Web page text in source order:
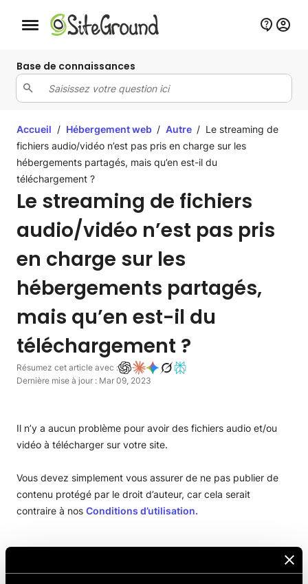
Bouton de navigation mobile
Base de connaissances
Accueil / Hébergement web / Autre / Le streaming de
fichiers audio/vidéo n’est pas pris en charge sur les
hébergements partagés, mais qu’en est-il du
téléchargement ?
Le streaming de fichiers
audio/vidéo n’est pas pris
en charge sur les
hébergements partagés,
mais qu’en est-il du
téléchargement ?
Résumez cet article avec :
Dernière mise à jour : Mar 09, 2023
Il n’y a aucun problème pour avoir des fichiers audio et/ou
vidéo à télécharger sur votre site.
Vous devez simplement vous assurer de ne pas publier de
contenu protégé par le droit d’auteur, car cela serait
contraire à nos Conditions d’utilisation.